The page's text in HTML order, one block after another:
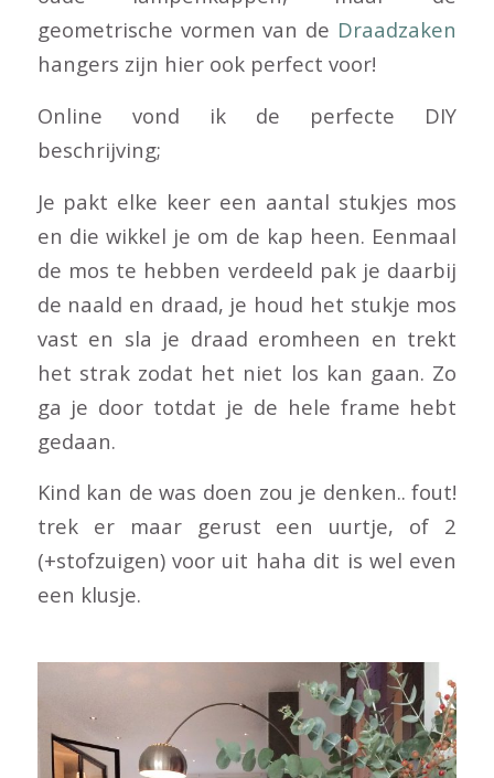
geometrische vormen van de Draadzaken
hangers zijn hier ook perfect voor!
Online vond ik de perfecte DIY
beschrijving;
Je pakt elke keer een aantal stukjes mos
en die wikkel je om de kap heen. Eenmaal
de mos te hebben verdeeld pak je daarbij
de naald en draad, je houd het stukje mos
vast en sla je draad eromheen en trekt
het strak zodat het niet los kan gaan. Zo
ga je door totdat je de hele frame hebt
gedaan.
Kind kan de was doen zou je denken.. fout!
trek er maar gerust een uurtje, of 2
(+stofzuigen) voor uit haha dit is wel even
een klusje.